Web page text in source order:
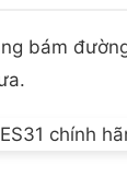
bám